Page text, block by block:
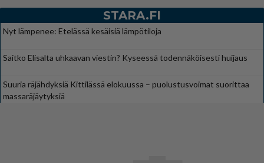
STARA.FI
Nyt lämpenee: Etelässä kesäisiä lämpötiloja
Saitko Elisalta uhkaavan viestin? Kyseessä todennäköisesti huijaus
Suuria räjähdyksiä Kittilässä elokuussa – puolustusvoimat suorittaa
massaräjäytyksiä